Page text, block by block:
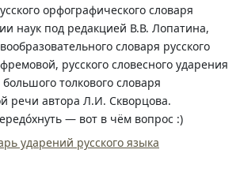
орфографического словаря
наук под редакцией В.В. Лопатина,
словаря русского
русского словесного ударения
толкового словаря
речи автора Л.И. Скворцова.
— вот в чём вопрос :)
ударений русского языка